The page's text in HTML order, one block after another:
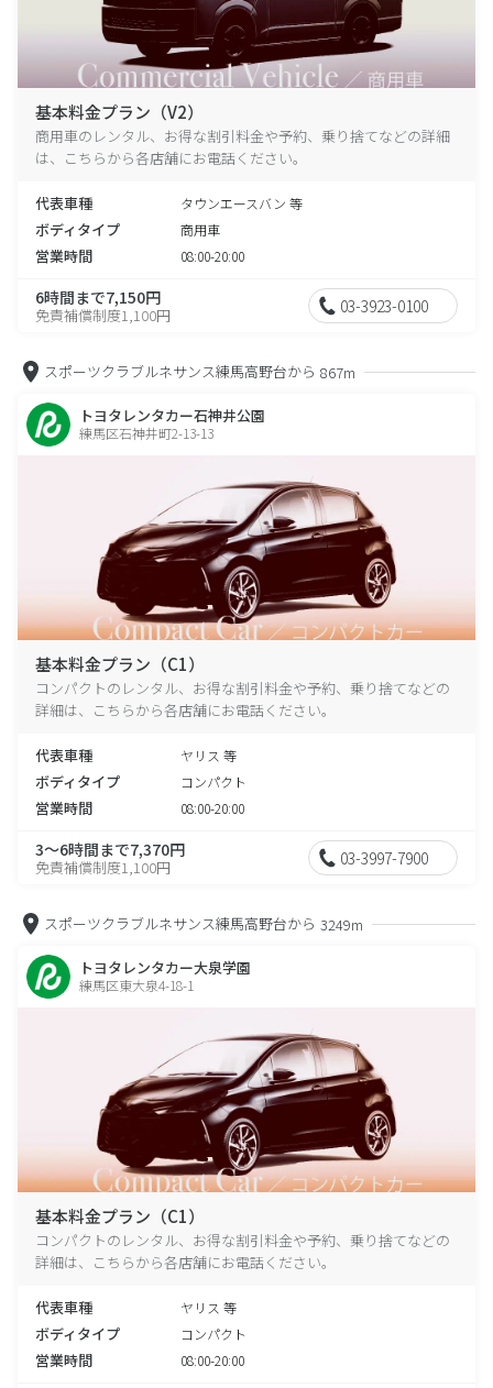
基本料金プラン（V2）
商用車のレンタル、お得な割引料金や予約、乗り捨てなどの詳細
は、こちらから各店舗にお電話ください。
代表車種 タウンエースバン 等
ボディタイプ 商用車
営業時間 08:00-20:00
6時間まで7,150円
免責補償制度1,100円 03-3923-0100
スポーツクラブルネサンス練馬高野台から 867m
トヨタレンタカー石神井公園
練馬区石神井町2-13-13
基本料金プラン（C1）
コンパクトのレンタル、お得な割引料金や予約、乗り捨てなどの
詳細は、こちらから各店舗にお電話ください。
代表車種 ヤリス 等
ボディタイプ コンパクト
営業時間 08:00-20:00
3～6時間まで7,370円
免責補償制度1,100円 03-3997-7900
スポーツクラブルネサンス練馬高野台から 3249m
トヨタレンタカー大泉学園
練馬区東大泉4-18-1
基本料金プラン（C1）
コンパクトのレンタル、お得な割引料金や予約、乗り捨てなどの
詳細は、こちらから各店舗にお電話ください。
代表車種 ヤリス 等
ボディタイプ コンパクト
営業時間 08:00-20:00